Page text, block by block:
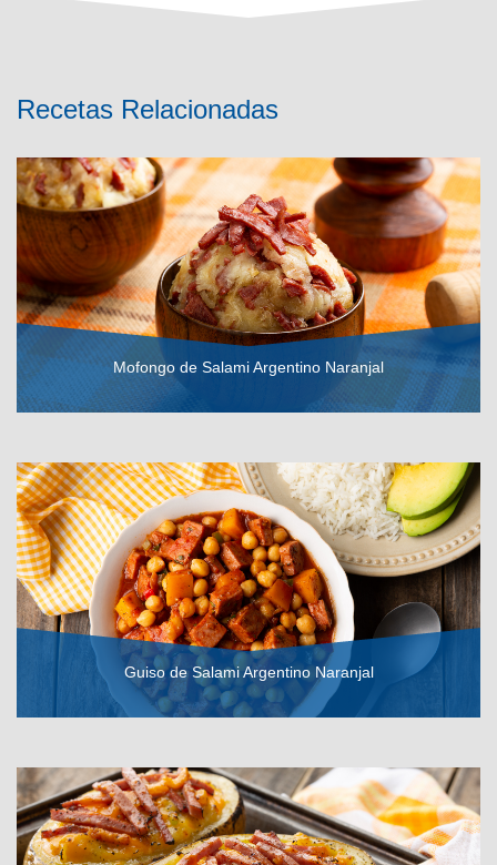
Recetas Relacionadas
Mofongo de Salami Argentino Naranjal
Guiso de Salami Argentino Naranjal